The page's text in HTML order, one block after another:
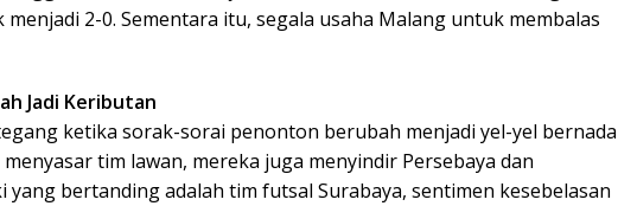
2-0. Sementara itu, segala usaha Malang untuk membalas
Jadi Keributan
ketika sorak-sorai penonton berubah menjadi yel-yel bernada
tim lawan, mereka juga menyindir Persebaya dan
yang bertanding adalah tim futsal Surabaya, sentimen kesebelasan